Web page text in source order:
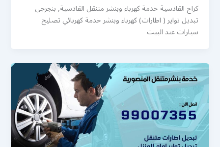
كراج القادسية خدمة كهرباء وبنشر متنقل القادسية, بنجرجي
تبديل تواير ( اطارات) كهرباء وبنشر خدمة كهربائي تصليح
سيارات عند البيت